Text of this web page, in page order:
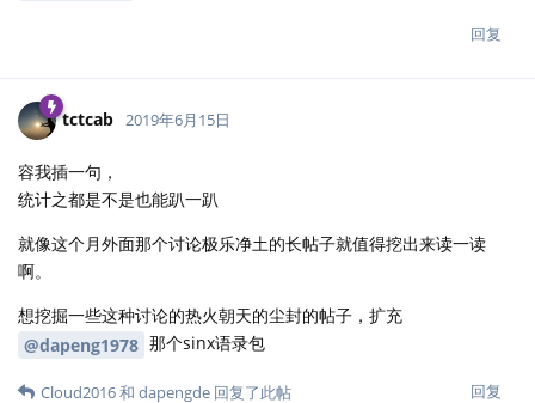
回复
tctcab 2019年6月15日
容我插一句，
统计之都是不是也能趴一趴
就像这个月外面那个讨论极乐净土的长帖子就值得挖出来读一读
啊。
想挖掘一些这种讨论的热火朝天的尘封的帖子，扩充
@dapeng1978 那个sinx语录包
回复
Cloud2016和 dapengde 回复了此帖